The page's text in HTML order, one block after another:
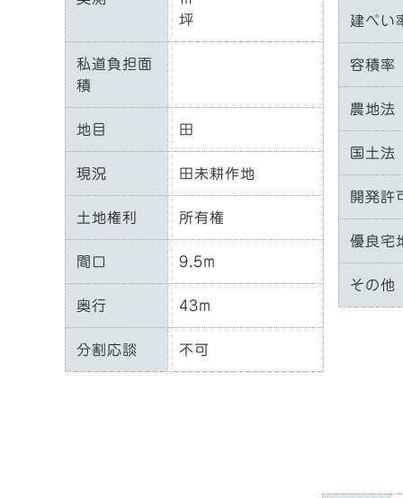
坪
私道負担面
積
地目 田
現況 田未耕作地
土地権利 所有権
間口 9.5m
奥行 43m
分割応談 不可
建ぺい
容積率
農地法
国土法
開発許
優良宅
その他